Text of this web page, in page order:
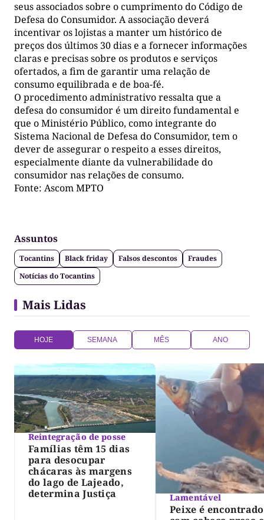
seus associados sobre o cumprimento do Código de
Defesa do Consumidor. A associação deverá
incentivar os lojistas a manter um histórico de
preços dos últimos 30 dias e a fornecer informações
claras e precisas sobre os produtos e serviços
ofertados, a fim de garantir uma relação de
consumo equilibrada e de boa-fé.
O procedimento administrativo ressalta que a
defesa do consumidor é um direito fundamental e
que o Ministério Público, como integrante do
Sistema Nacional de Defesa do Consumidor, tem o
dever de assegurar o respeito a esses direitos,
especialmente diante da vulnerabilidade do
consumidor nas relações de consumo.
Fonte: Ascom MPTO
Assuntos
Tocantins Black friday Falsos descontos
Fraudes
Notícias do Tocantins
Mais Lidas
HOJE SEMANA MÊS ANO
Reintegração de posse
Famílias têm 15 dias
para desocupar
chácaras às margens
do lago de Lajeado,
determina Justiça
Lamentável
Peixe é encontrado